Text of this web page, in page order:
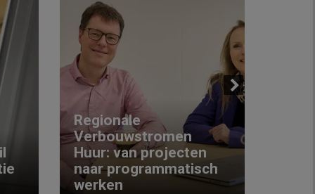
Regionale
Verbouwstromen
Huur: van projecten
naar programmatisch
werken
Next